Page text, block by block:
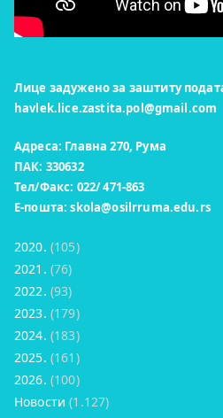
Лице задужено за заштиту
havlek.lice.zastita.pol@gmail.com
Адреса: Главна 270, Рума
ПАК: 330632
Тел/Факс: 022/ 471-863
Е-пошта:skola@osilrruma.edu.rs
2020. (105)
2021. (76)
2022. (93)
2023. (179)
2024. (183)
2025. (161)
2026. (100)
Новости (1.127)